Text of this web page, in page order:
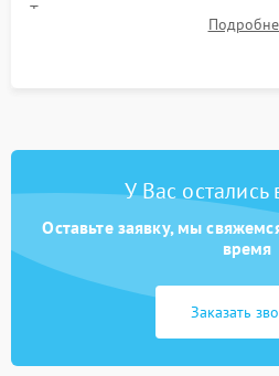
Тестирование сенсорного
остаточного тепла и систем
У Вас
Оставьте заявку, мы
время
Заказать